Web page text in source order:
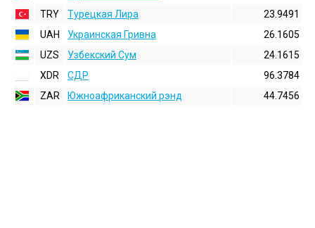
TRY
Турецкая Лира
23.9491
UAH
Украинская Гривна
26.1605
UZS
Узбекский Сум
24.1615
XDR
СДР
96.3784
ZAR
Южноафриканский рэнд 44.7456